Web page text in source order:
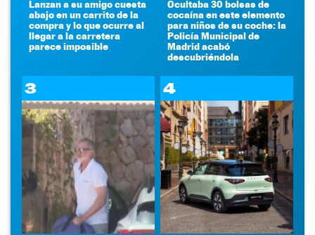
Lanzan a su amigo cuesta
abajo en un carrito de la
compra y lo que ocurre al
llegar a la carretera
parece imposible
Ocultaba 30 bolsas de
cocaína en este elemento
para niños de su coche: la
Policía Municipal de
Madrid acabó
descubriéndola
3 4